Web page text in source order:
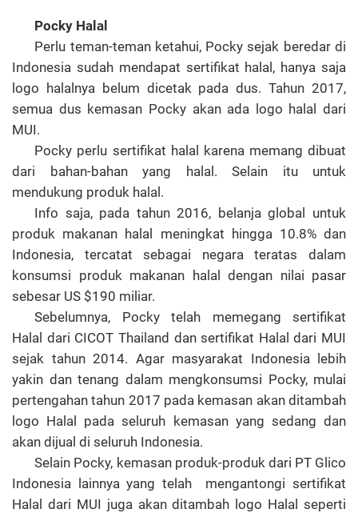
Pocky Halal
Perlu teman-teman ketahui, Pocky sejak beredar di
Indonesia sudah mendapat sertifikat halal, hanya saja
logo halalnya belum dicetak pada dus. Tahun 2017,
semua dus kemasan Pocky akan ada logo halal dari
MUI.
Pocky perlu sertifikat halal karena memang dibuat
dari bahan-bahan yang halal. Selain itu untuk
mendukung produk halal.
Info saja, pada tahun 2016, belanja global untuk
produk makanan halal meningkat hingga 10.8% dan
Indonesia, tercatat sebagai negara teratas dalam
konsumsi produk makanan halal dengan nilai pasar
sebesar US $190 miliar.
Sebelumnya, Pocky telah memegang sertifikat
Halal dari CICOT Thailand dan sertifikat Halal dari MUI
sejak tahun 2014. Agar masyarakat Indonesia lebih
yakin dan tenang dalam mengkonsumsi Pocky, mulai
pertengahan tahun 2017 pada kemasan akan ditambah
logo Halal pada seluruh kemasan yang sedang dan
akan dijual di seluruh Indonesia.
Selain Pocky, kemasan produk-produk dari PT Glico
Indonesia lainnya yang telah
mengantongi sertifikat
Halal dari MUI juga akan ditambah logo Halal seperti